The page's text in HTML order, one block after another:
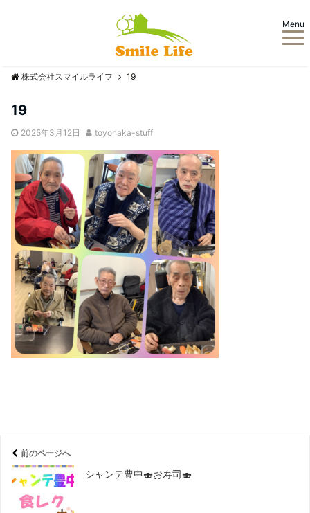
Menu
株式会社スマイルライフ 19
19
2025年3月12日 toyonaka-stuff
前のページへ
シャンテ豊中🍣お寿司🍣